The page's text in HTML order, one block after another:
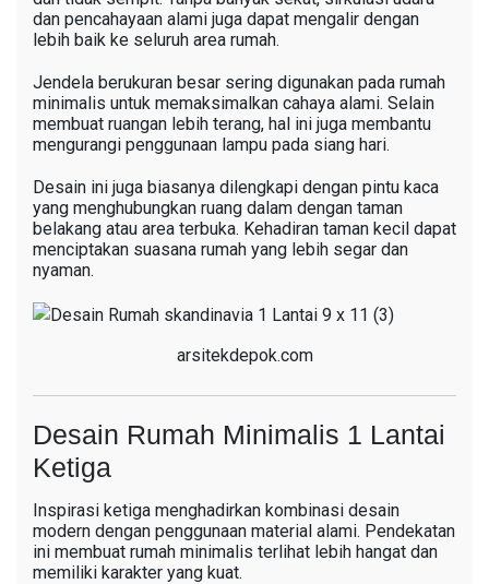
dan pencahayaan alami juga dapat mengalir dengan
lebih baik ke seluruh area rumah.
Jendela berukuran besar sering digunakan pada rumah
minimalis untuk memaksimalkan cahaya alami. Selain
membuat ruangan lebih terang, hal ini juga membantu
mengurangi penggunaan lampu pada siang hari.
Desain ini juga biasanya dilengkapi dengan pintu kaca
yang menghubungkan ruang dalam dengan taman
belakang atau area terbuka. Kehadiran taman kecil dapat
menciptakan suasana rumah yang lebih segar dan
nyaman.
arsitekdepok.com
Desain Rumah Minimalis 1 Lantai
Ketiga
Inspirasi ketiga menghadirkan kombinasi desain
modern dengan penggunaan material alami. Pendekatan
ini membuat rumah minimalis terlihat lebih hangat dan
memiliki karakter yang kuat.